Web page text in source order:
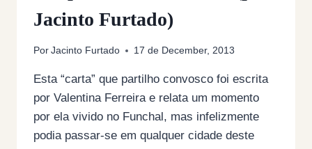
Jacinto Furtado)
Por Jacinto Furtado 17 de December, 2013
Esta “carta” que partilho convosco foi escrita
por Valentina Ferreira e relata um momento
por ela vivido no Funchal, mas infelizmente
podia passar-se em qualquer cidade deste